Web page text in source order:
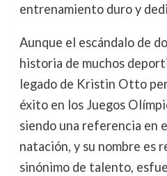
entrenamiento duro y
Aunque el escándalo de
historia de muchos
legado de Kristin Otto
éxito en los Juegos
siendo una referencia en
natación, y su nombre es
sinónimo de talento,